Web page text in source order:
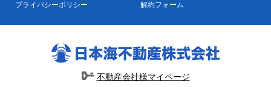
プライバシーポリシー
解約フォーム
不動産会社様マイページ